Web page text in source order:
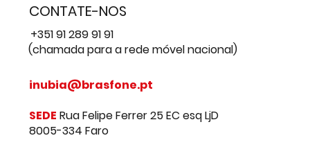
+351 91 289 91 91
(chamada para a rede móvel nacional)
inubia@brasfone.pt
SEDE Rua Felipe Ferrer 25 EC esq LjD
8005-334 Faro
CONTATE-NOS